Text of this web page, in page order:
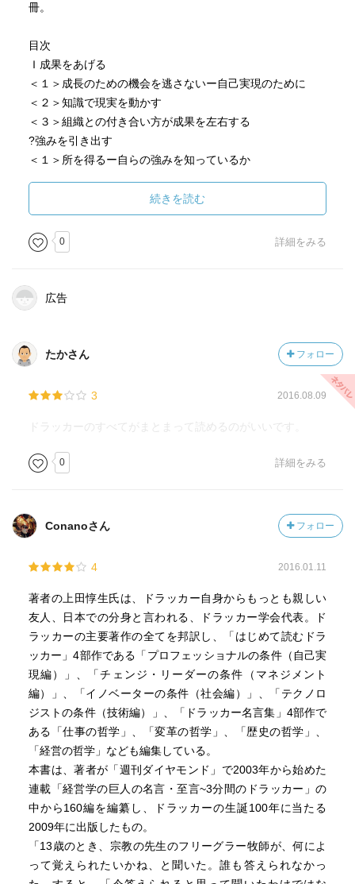
冊。
目次
Ｉ成果をあげる
＜１＞成長のための機会を逃さないー自己実現のために
＜２＞知識で現実を動かす
＜３＞組織との付き合い方が成果を左右する
?強みを引き出す
＜１＞所を得るー自らの強みを知っているか
＜３＞自らを動機づけ、生産性を高める
＜４＞限られているからこその時間術
?組織を動かす
＜１＞何のためにマネジメントはるのか
＜３＞マネジメントの勘所をはずさない
＜４＞イノベーションの心得
＜６＞公益をもって自らの利益となす
?人を動かす
＜１＞企業家精神を発揮せよ
＜３＞なぜ意思決定で誤るのか
＜５＞人を育てるための人事を実現する
＜２＞時代の変化を捉えるために
＜３＞誰が明日を担うのか
＜４＞経済と教育のあるべき姿を探る
＜６＞日本の進む道とは
Ｉ−１
１ 何によって憶えられたいか「十三歳のとき、宗教の先
生のフリーグラー牧師が、何によって覚えられたいかね、
と聞いた。誰も答えられなかった。すると、『今答えられ
ると思って聞いたわけではない。でも５０になっても答え
られなければ、人生をムダに過ごしたことになる』と言っ
た」（出典：非営利組織の経営）
Ｉ−３
１５「現実は企業ドラマとは違う。部下が無能な上司を倒
し、乗り越えて地位を得るなどということは起こらない。
上司が昇進できなければ、部下はその上司の後ろで立ち往
生するだけである」（出典：プロフェッショナルの原点）
１８「人生から何を得るかを問い、得られるものは自らが
続きを読む
0 詳細をみる
広告
たかさん フォロー
3 2016.08.09
ドラッカーのすべてがまとまって読めるのがいいです。
0 詳細をみる
Conanoさん フォロー
4 2016.01.11
著者の上田惇生氏は、ドラッカー自身からもっとも親しい
友人、日本での分身と言われる、ドラッカー学会代表。ド
ラッカーの主要著作の全てを邦訳し、「はじめて読むドラ
ッカー」4部作である「プロフェッショナルの条件（自己実
現編）」、「チェンジ・リーダーの条件（マネジメント
編）」、「イノベーターの条件（社会編）」、「テクノロ
ジストの条件（技術編）」、「ドラッカー名言集」4部作で
ある「仕事の哲学」、「変革の哲学」、「歴史の哲学」、
「経営の哲学」なども編集している。
本書は、著者が「週刊ダイヤモンド」で2003年から始めた
連載「経営学の巨人の名言・至言~3分間のドラッカー」の
中から160編を編纂し、ドラッカーの生誕100年に当たる
2009年に出版したもの。
「13歳のとき、宗教の先生のフリーグラー牧師が、何によ
って覚えられたいかね、と聞いた。誰も答えられなかっ